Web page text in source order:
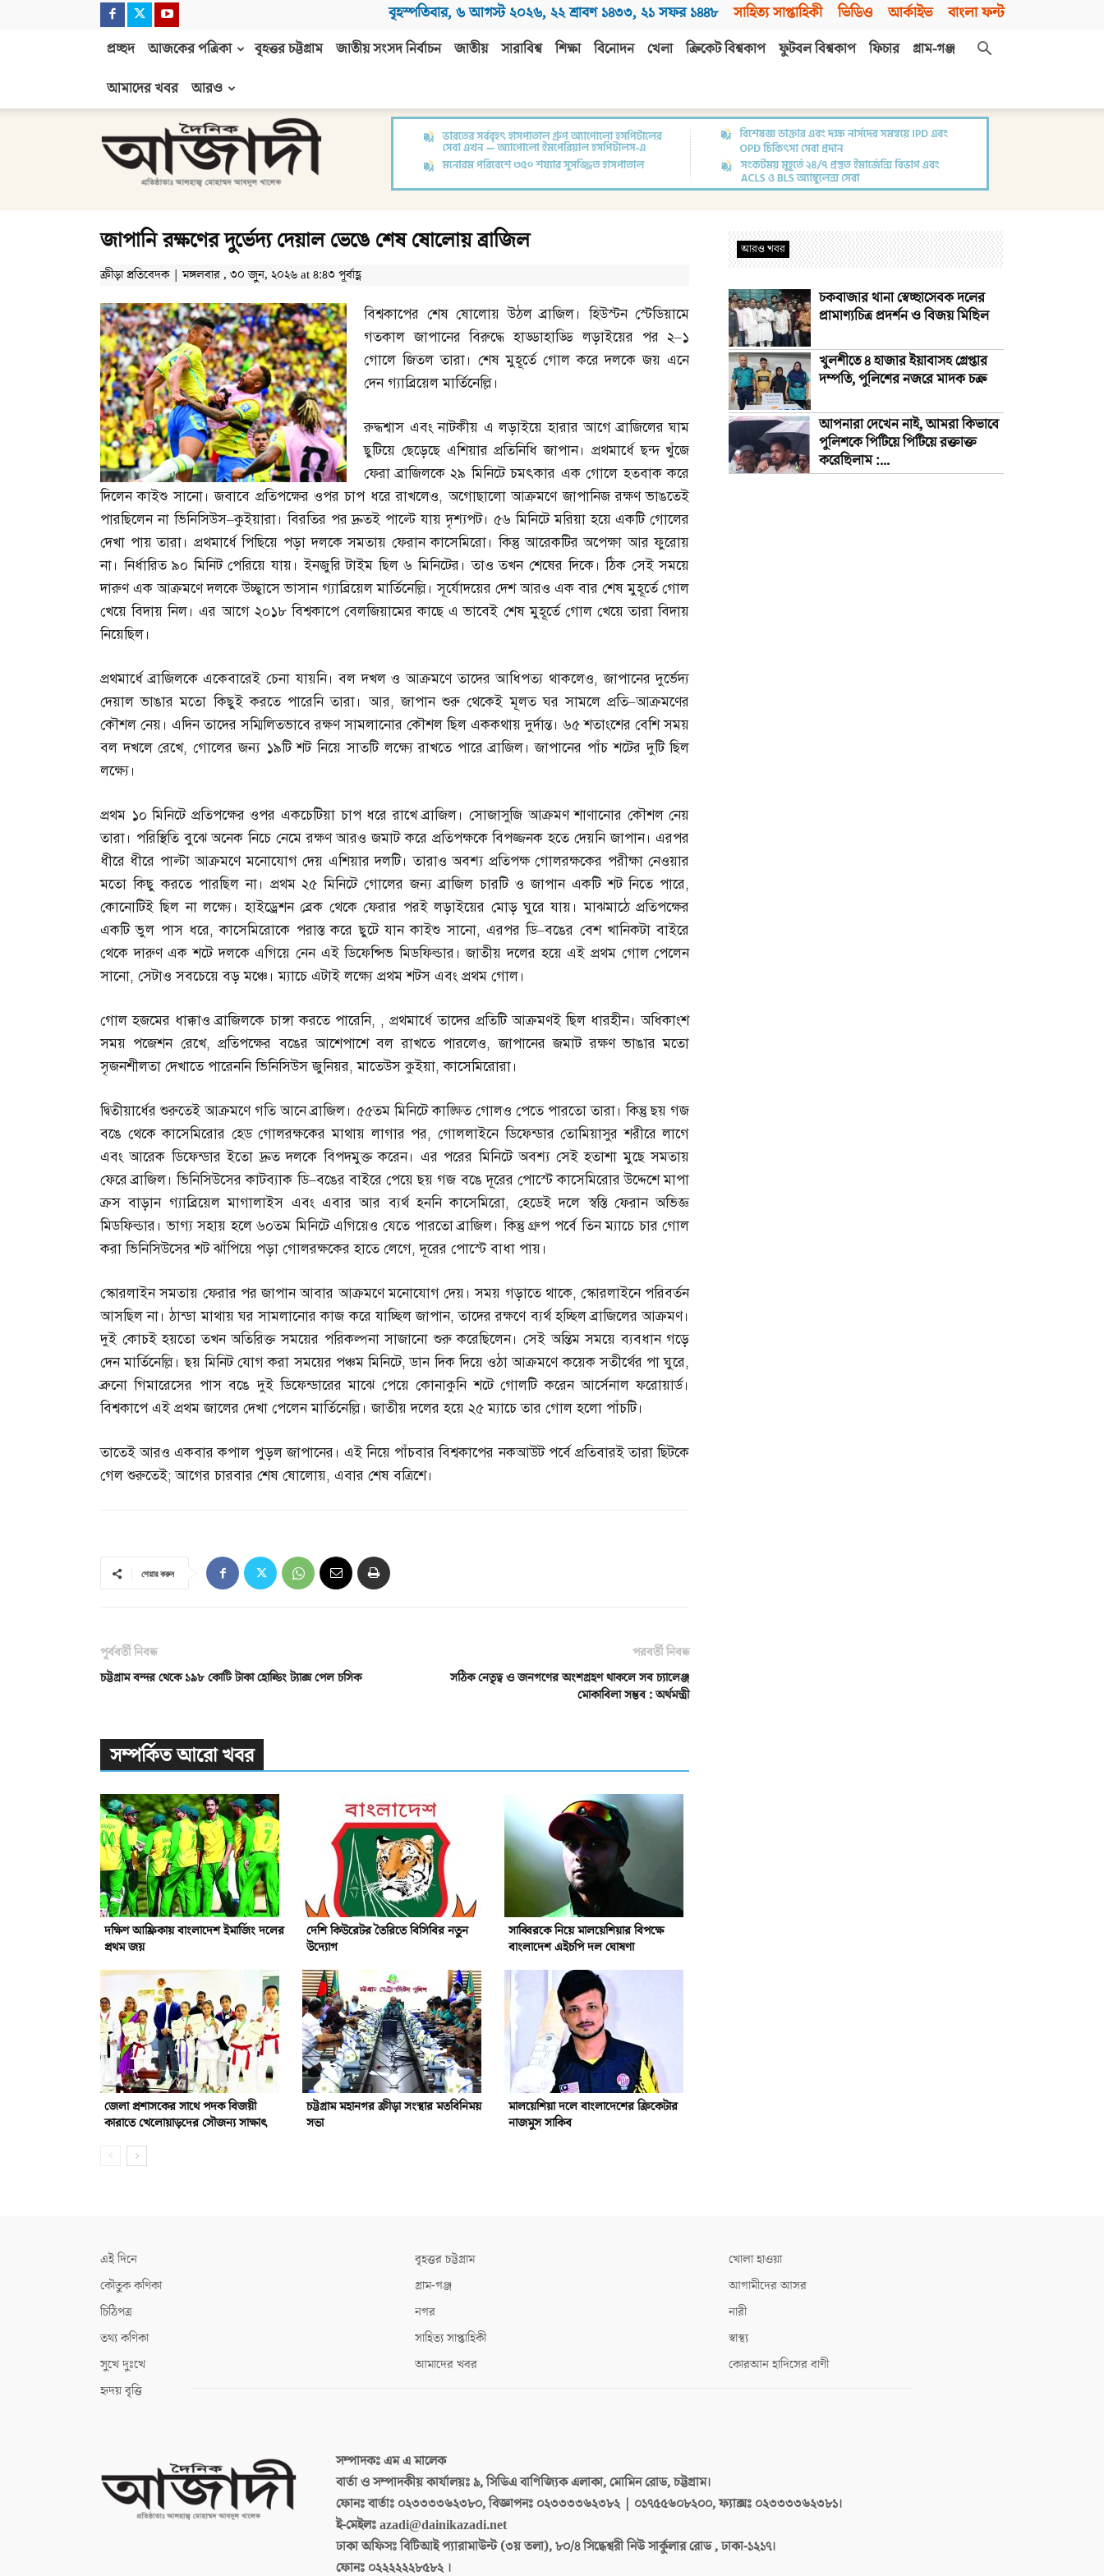
বৃহস্পতিবার, ৬ আগস্ট ২০২৬, ২২ শ্রাবণ ১৪৩৩, ২১ সফর ১৪৪৮ সাহিত্য সাপ্তাহিকী ভিডিও আর্কাইভ বাংলা ফন্ট
প্রচ্ছদ আজকের পত্রিকা বৃহত্তর চট্টগ্রাম জাতীয় সংসদ নির্বাচন জাতীয় সারাবিশ্ব শিক্ষা বিনোদন খেলা ক্রিকেট বিশ্বকাপ ফুটবল বিশ্বকাপ ফিচার
গ্রাম-গঞ্জ
আমাদের খবর
আরও
আজাদী
জাপানি রক্ষণের দুর্ভেদ্য দেয়াল ভেঙে শেষ ষোলোয় ব্রাজিল
ক্রীড়া প্রতিবেদক | মঙ্গলবার , ৩০ জুন, ২০২৬ at ৪:৪৩ পূর্বাহ্ণ
বিশ্বকাপের শেষ ষোলোয় উঠল ব্রাজিল। হিউস্টন স্টেডিয়ামে
গতকাল জাপানের বিরুদ্ধে হাড্ডাহাড্ডি লড়াইয়ের পর ২–১
গোলে জিতল তারা। শেষ মুহূর্তে গোল করে দলকে জয় এনে
দেন গ্যাব্রিয়েল মার্তিনেল্লি।
রুদ্ধশ্বাস এবং নাটকীয় এ লড়াইয়ে হারার আগে ব্রাজিলের ঘাম
ছুটিয়ে ছেড়েছে এশিয়ার প্রতিনিধি জাপান। প্রথমার্ধে ছন্দ খুঁজে
ফেরা ব্রাজিলকে ২৯ মিনিটে চমৎকার এক গোলে হতবাক করে
দিলেন কাইশু সানো। জবাবে প্রতিপক্ষের ওপর চাপ ধরে রাখলেও,অগোছালো আক্রমণে জাপানিজ রক্ষণ ভাঙতেই
পারছিলেন না ভিনিসিউস–কুইয়ারা। বিরতির পর দ্রুতই পাল্টে যায় দৃশ্যপট। ৫৬ মিনিটে মরিয়া হয়ে একটি গোলের
দেখা পায় তারা। প্রথমার্ধে পিছিয়ে পড়া দলকে সমতায় ফেরান কাসেমিরো। কিন্তু আরেকটির অপেক্ষা আর ফুরোয়
না। নির্ধারিত ৯০ মিনিট পেরিয়ে যায়। ইনজুরি টাইম ছিল ৬ মিনিটের। তাও তখন শেষের দিকে। ঠিক সেই সময়ে
দারুণ এক আক্রমণে দলকে উচ্ছ্বাসে ভাসান গ্যাব্রিয়েল মার্তিনেল্লি। সূর্যোদয়ের দেশ আরও এক বার শেষ মুহূর্তে গোল
খেয়ে বিদায় নিল। এর আগে ২০১৮ বিশ্বকাপে বেলজিয়ামের কাছে এ ভাবেই শেষ মুহূর্তে গোল খেয়ে তারা বিদায়
নিয়েছিল।
প্রথমার্ধে ব্রাজিলকে একেবারেই চেনা যায়নি। বল দখল ও আক্রমণে তাদের আধিপত্য থাকলেও,জাপানের দুর্ভেদ্য
দেয়াল ভাঙার মতো কিছুই করতে পারেনি তারা। আর,জাপান শুরু থেকেই মূলত ঘর সামলে প্রতি–আক্রমণের
কৌশল নেয়। এদিন তাদের সম্মিলিতভাবে রক্ষণ সামলানোর কৌশল ছিল এককথায় দুর্দান্ত। ৬৫ শতাংশের বেশি সময়
বল দখলে রেখে,গোলের জন্য ১৯টি শট নিয়ে সাতটি লক্ষ্যে রাখতে পারে ব্রাজিল। জাপানের পাঁচ শটের দুটি ছিল
লক্ষ্যে।
প্রথম ১০ মিনিটে প্রতিপক্ষের ওপর একচেটিয়া চাপ ধরে রাখে ব্রাজিল। সোজাসুজি আক্রমণ শাণানোর কৌশল নেয়
তারা। পরিস্থিতি বুঝে অনেক নিচে নেমে রক্ষণ আরও জমাট করে প্রতিপক্ষকে বিপজ্জনক হতে দেয়নি জাপান। এরপর
ধীরে ধীরে পাল্টা আক্রমণে মনোযোগ দেয় এশিয়ার দলটি। তারাও অবশ্য প্রতিপক্ষ গোলরক্ষকের পরীক্ষা নেওয়ার
মতো কিছু করতে পারছিল না। প্রথম ২৫ মিনিটে গোলের জন্য ব্রাজিল চারটি ও জাপান একটি শট নিতে পারে,
কোনোটিই ছিল না লক্ষ্যে। হাইড্রেশন ব্রেক থেকে ফেরার পরই লড়াইয়ের মোড় ঘুরে যায়। মাঝমাঠে প্রতিপক্ষের
একটি ভুল পাস ধরে,কাসেমিরোকে পরাস্ত করে ছুটে যান কাইশু সানো, এরপর ডি–বঙের বেশ খানিকটা বাইরে
থেকে দারুণ এক শটে দলকে এগিয়ে নেন এই ডিফেন্সিভ মিডফিল্ডার। জাতীয় দলের হয়ে এই প্রথম গোল পেলেন
সানো, সেটাও সবচেয়ে বড় মঞ্চে। ম্যাচে এটাই লক্ষ্যে প্রথম শটস এবং প্রথম গোল।
গোল হজমের ধাক্কাও ব্রাজিলকে চাঙ্গা করতে পারেনি, ,প্রথমার্ধে তাদের প্রতিটি আক্রমণই ছিল ধারহীন। অধিকাংশ
সময় পজেশন রেখে,প্রতিপক্ষের বঙের আশেপাশে বল রাখতে পারলেও,জাপানের জমাট রক্ষণ ভাঙার মতো
সৃজনশীলতা দেখাতে পারেননি ভিনিসিউস জুনিয়র,মাতেউস কুইয়া,কাসেমিরোরা।
দ্বিতীয়ার্ধের শুরুতেই আক্রমণে গতি আনে ব্রাজিল। ৫৫তম মিনিটে কাঙ্ক্ষিত গোলও পেতে পারতো তারা। কিন্তু ছয় গজ
বঙে থেকে কাসেমিরোর হেড গোলরক্ষকের মাথায় লাগার পর, গোললাইনে ডিফেন্ডার তোমিয়াসুর শরীরে লাগে
এবং আরেক ডিফেন্ডার ইতো দ্রুত দলকে বিপদমুক্ত করেন। এর পরের মিনিটে অবশ্য সেই হতাশা মুছে সমতায়
ফেরে ব্রাজিল। ভিনিসিউসের কাটব্যাক ডি–বঙের বাইরে পেয়ে ছয় গজ বঙে দূরের পোস্টে কাসেমিরোর উদ্দেশে মাপা
ক্রস বাড়ান গ্যাব্রিয়েল মাগালাইস এবং এবার আর ব্যর্থ হননি কাসেমিরো, হেডেই দলে স্বস্তি ফেরান অভিজ্ঞ
মিডফিল্ডার। ভাগ্য সহায় হলে ৬০তম মিনিটে এগিয়েও যেতে পারতো ব্রাজিল। কিন্তু গ্রুপ পর্বে তিন ম্যাচে চার গোল
করা ভিনিসিউসের শট ঝাঁপিয়ে পড়া গোলরক্ষকের হাতে লেগে,দূরের পোস্টে বাধা পায়।
স্কোরলাইন সমতায় ফেরার পর জাপান আবার আক্রমণে মনোযোগ দেয়। সময় গড়াতে থাকে,স্কোরলাইনে পরিবর্তন
আসছিল না। ঠান্ডা মাথায় ঘর সামলানোর কাজ করে যাচ্ছিল জাপান,তাদের রক্ষণে ব্যর্থ হচ্ছিল ব্রাজিলের আক্রমণ।
দুই কোচই হয়তো তখন অতিরিক্ত সময়ের পরিকল্পনা সাজানো শুরু করেছিলেন। সেই অন্তিম সময়ে ব্যবধান গড়ে
দেন মার্তিনেল্লি। ছয় মিনিট যোগ করা সময়ের পঞ্চম মিনিটে,ডান দিক দিয়ে ওঠা আক্রমণে কয়েক সতীর্থের পা ঘুরে,
ব্রুনো গিমারেসের পাস বঙে দুই ডিফেন্ডারের মাঝে পেয়ে কোনাকুনি শটে গোলটি করেন আর্সেনাল ফরোয়ার্ড।
বিশ্বকাপে এই প্রথম জালের দেখা পেলেন মার্তিনেল্লি। জাতীয় দলের হয়ে ২৫ ম্যাচে তার গোল হলো পাঁচটি।
তাতেই আরও একবার কপাল পুড়ল জাপানের। এই নিয়ে পাঁচবার বিশ্বকাপের নকআউট পর্বে প্রতিবারই তারা ছিটকে
গেল শুরুতেই;আগের চারবার শেষ ষোলোয়, এবার শেষ বত্রিশে।
শেয়ার করুন
পূর্ববর্তী নিবন্ধ
চট্টগ্রাম বন্দর থেকে ১৯৮ কোটি টাকা হোল্ডিং ট্যাক্স পেল চসিক
পরবর্তী নিবন্ধ
সঠিক নেতৃত্ব ও জনগণের অংশগ্রহণ থাকলে সব চ্যালেঞ্জ
মোকাবিলা সম্ভব : অর্থমন্ত্রী
সম্পর্কিত আরো খবর
দক্ষিণ আফ্রিকায় বাংলাদেশ ইমার্জিং দলের
প্রথম জয়
দেশি কিউরেটর তৈরিতে বিসিবির নতুন
উদ্যোগ
সাব্বিরকে নিয়ে মালয়েশিয়ার বিপক্ষে
বাংলাদেশ এইচপি দল ঘোষণা
জেলা প্রশাসকের সাথে পদক বিজয়ী
কারাতে খেলোয়াড়দের সৌজন্য সাক্ষাৎ
চট্টগ্রাম মহানগর ক্রীড়া সংস্থার মতবিনিময়
সভা
মালয়েশিয়া দলে বাংলাদেশের ক্রিকেটার
নাজমুস সাকিব
আরও খবর
চকবাজার থানা স্বেচ্ছাসেবক দলের
প্রামাণ্যচিত্র প্রদর্শন ও বিজয় মিছিল
খুলশীতে ৪ হাজার ইয়াবাসহ গ্রেপ্তার
দম্পতি, পুলিশের নজরে মাদক চক্র
আপনারা দেখেন নাই, আমরা কিভাবে
পুলিশকে পিটিয়ে পিটিয়ে রক্তাক্ত
করেছিলাম :...
এই দিনে
কৌতুক কণিকা
চিঠিপত্র
তথ্য কণিকা
সুখে দুঃখে
হৃদয় বৃত্তি
বৃহত্তর চট্টগ্রাম
গ্রাম-গঞ্জ
নগর
সাহিত্য সাপ্তাহিকী
আমাদের খবর
খোলা হাওয়া
আগামীদের আসর
নারী
স্বাস্থ্য
কোরআন হাদিসের বাণী
সম্পাদকঃএম এ মালেক
বার্তা ও সম্পাদকীয় কার্যালয়ঃ৯, সিডিএ বাণিজ্যিক এলাকা, মোমিন রোড, চট্টগ্রাম।
ফোনঃ বার্তাঃ ০২৩৩৩৩৬২৩৮০, বিজ্ঞাপনঃ ০২৩৩৩৩৬২৩৮২ | ০১৭৫৫৬০৮২০০, ফ্যাক্সঃ ০২৩৩৩৩৬২৩৮১।
ই-মেইলঃazadi@dainikazadi.net
ঢাকা অফিসঃবিটিআই প্যারামাউন্ট (৩য় তলা), ৮০/৪ সিদ্ধেশ্বরী নিউ সার্কুলার রোড , ঢাকা-১২১৭।
ফোনঃ ০২২২২২২৮৫৮২ ।